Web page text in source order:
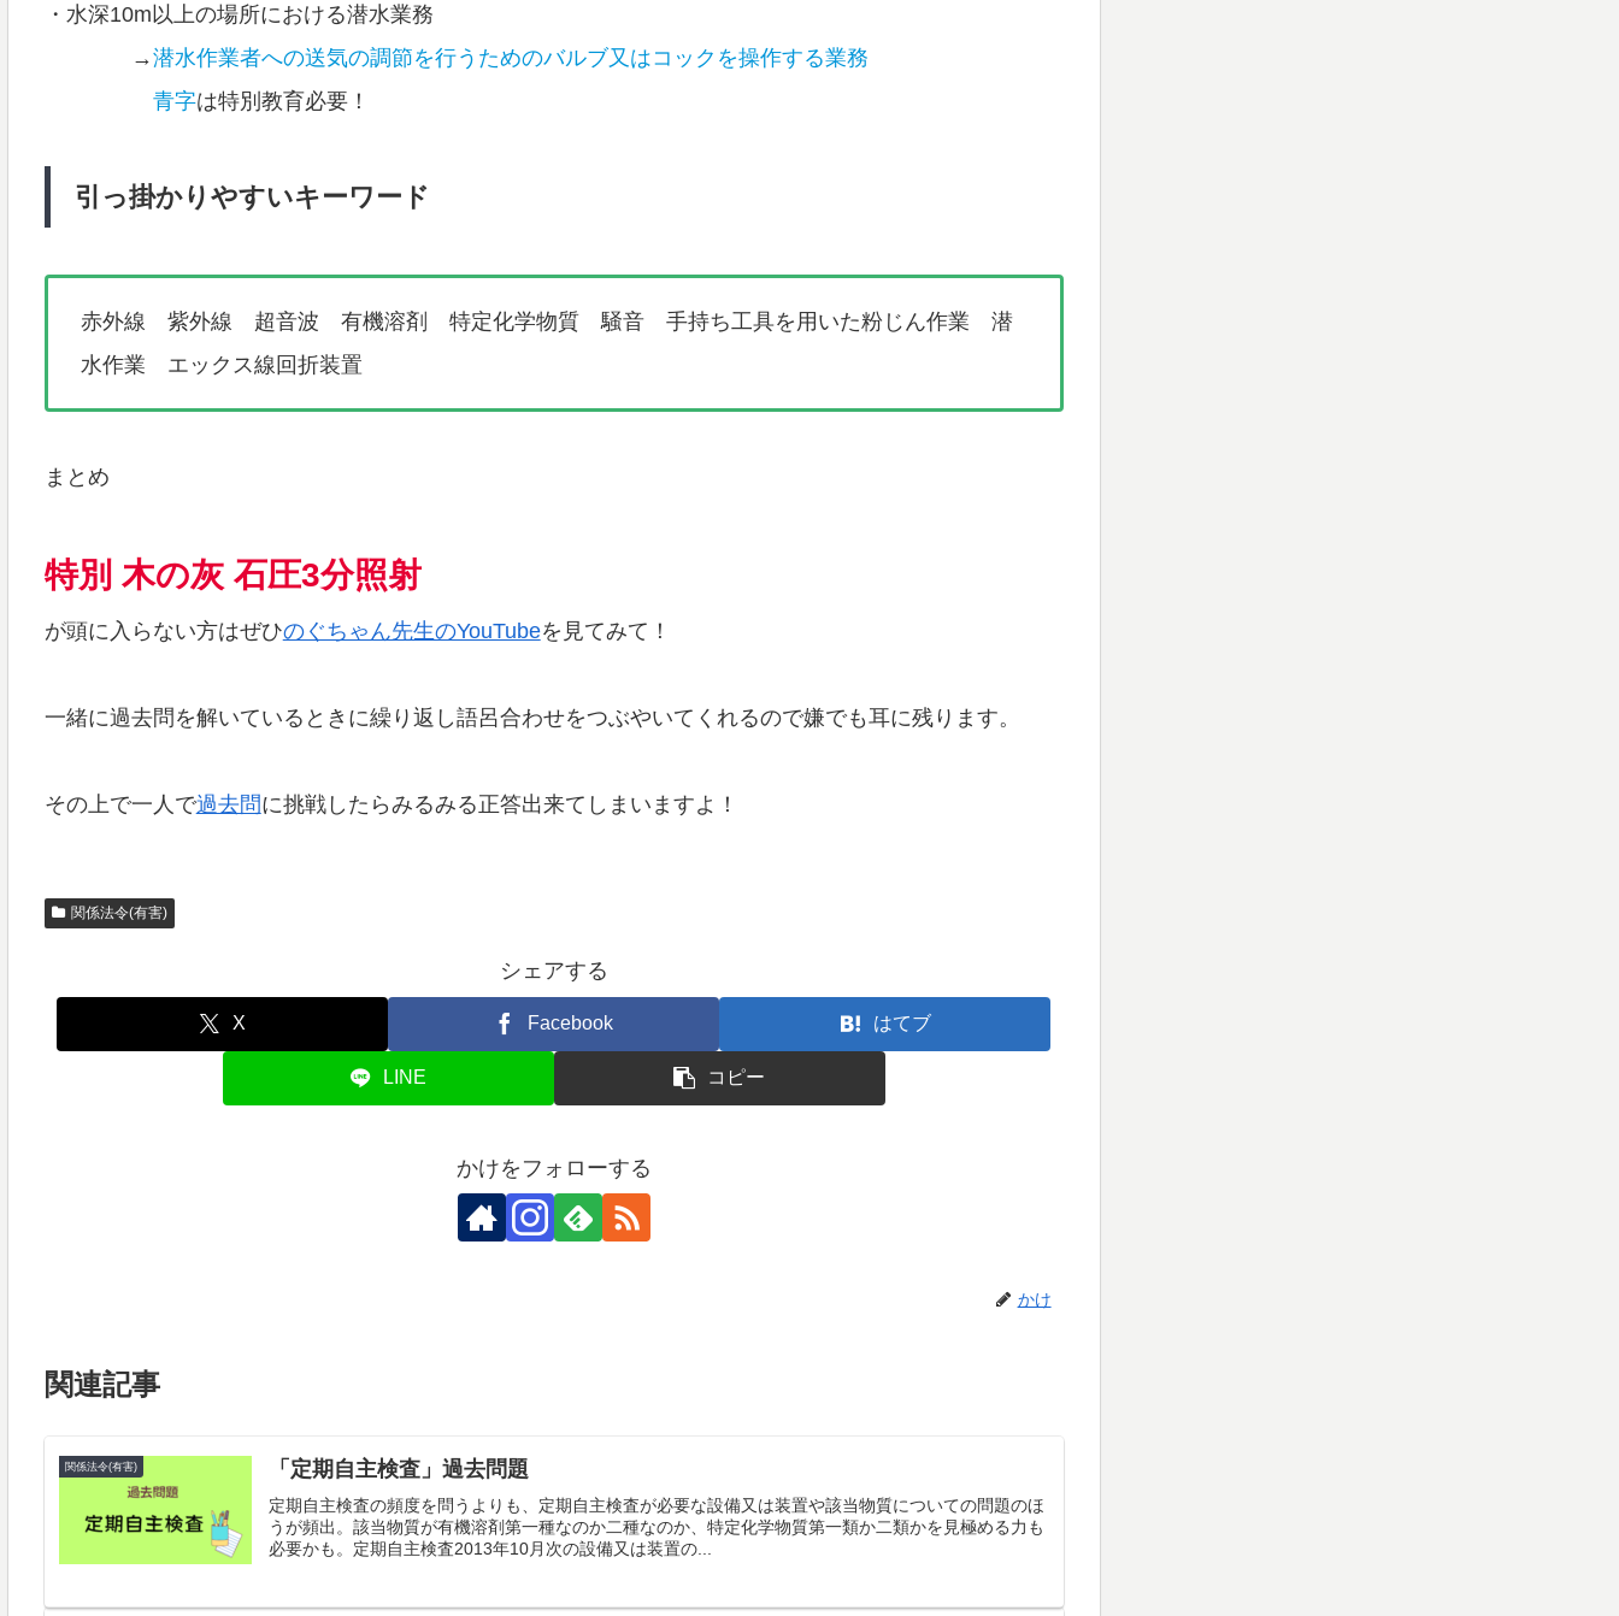
・水深10m以上の場所における潜水業務
→潜水作業者への送気の調節を行うためのバルブ又はコックを操作する業務
青字は特別教育必要！
引っ掛かりやすいキーワード
赤外線 紫外線 超音波 有機溶剤 特定化学物質 騒音 手持ち工具を用いた粉じん作業 潜
水作業 エックス線回折装置
まとめ
特別 木の灰 石圧3分照射
が頭に入らない方はぜひのぐちゃん先生のYouTubeを見てみて！
一緒に過去問を解いているときに繰り返し語呂合わせをつぶやいてくれるので嫌でも耳に残ります。
その上で一人で過去問に挑戦したらみるみる正答出来てしまいますよ！
関係法令(有害)
シェアする
X Facebook はてブ
LINE コピー
かけをフォローする
かけ
関連記事
関係法令(有害) 「定期自主検査」過去問題
定期自主検査の頻度を問うよりも、定期自主検査が必要な設備又は装置や該当物質についての問題のほ
うが頻出。該当物質が有機溶剤第一種なのか二種なのか、特定化学物質第一類か二類かを見極める力も
必要かも。定期自主検査2013年10月次の設備又は装置の...